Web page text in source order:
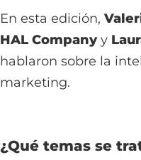
En esta edición,
HAL Companyy
hablaron sobre la
marketing.
¿Qué temas se